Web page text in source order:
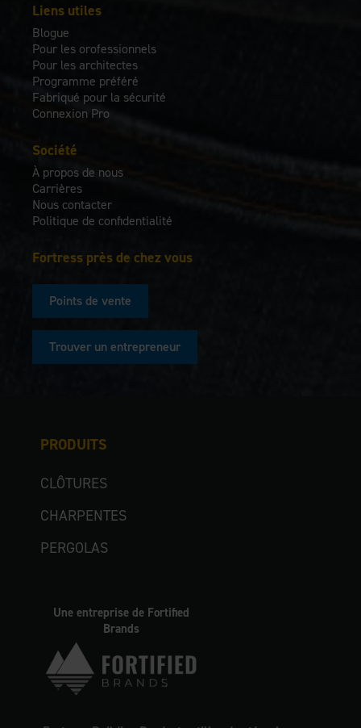
PRODUITS
CLÔTURES
CHARPENTES
PERGOLAS
Une entreprise de Fortified
Brands
Liens utiles
Blogue
Pour les orofessionnels
Pour les architectes
Programme préféré
Fabriqué pour la sécurité
Connexion Pro
Société
À propos de nous
Carrières
Nous contacter
Politique de confidentialité
Fortress près de chez vous
Points de vente
Trouver un entrepreneur